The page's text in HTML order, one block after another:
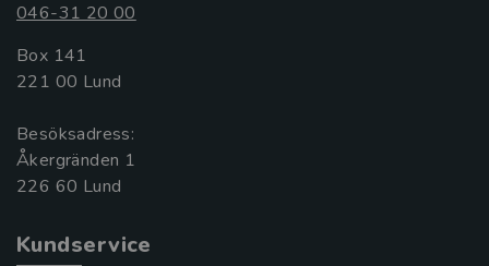
046-31 20 00
Box 141
221 00 Lund
Besöksadress:
Åkergränden 1
Kundservice